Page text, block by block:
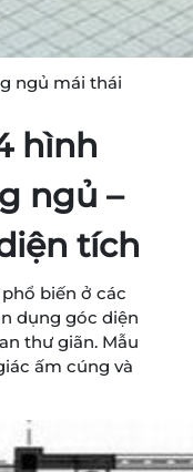
ngủ mái thái
hình
ngủ –
tích
biến ở các
dụng góc diện
thư giãn. Mẫu
ấm cúng và